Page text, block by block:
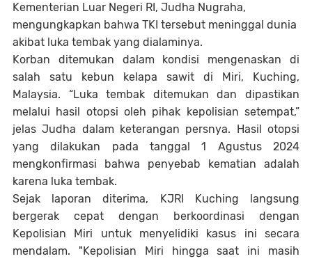
Kementerian Luar Negeri RI, Judha Nugraha,
mengungkapkan bahwa TKI tersebut meninggal dunia
akibat luka tembak yang dialaminya.
Korban ditemukan dalam kondisi mengenaskan di
salah satu kebun kelapa sawit di Miri, Kuching,
Malaysia. “Luka tembak ditemukan dan dipastikan
melalui hasil otopsi oleh pihak kepolisian setempat,”
jelas Judha dalam keterangan persnya. Hasil otopsi
yang dilakukan pada tanggal 1 Agustus 2024
mengkonfirmasi bahwa penyebab kematian adalah
karena luka tembak.
Sejak laporan diterima, KJRI Kuching langsung
bergerak cepat dengan berkoordinasi dengan
Kepolisian Miri untuk menyelidiki kasus ini secara
mendalam. "Kepolisian Miri hingga saat ini masih